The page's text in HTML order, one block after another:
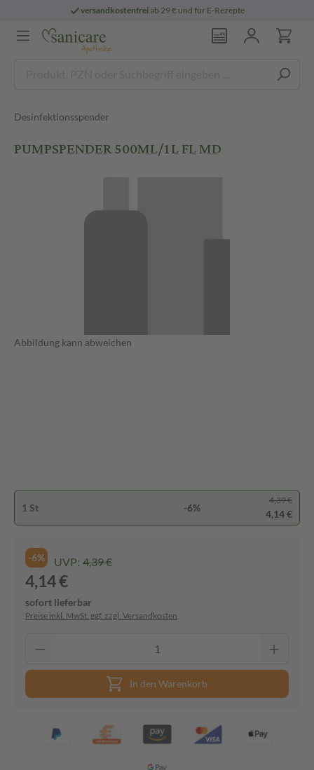
versandkostenfreiab 29 € und für E-Rezepte
Desinfektionsspender
PUMPSPENDER 500ML/1L FL MD
Abbildung kann abweichen
1 St -6%
4,39 €
4,14 €
-6% UVP: 4,39 €
4,14 €
sofort lieferbar
Preise inkl. MwSt. ggf. zzgl. Versandkosten
In den Warenkorb